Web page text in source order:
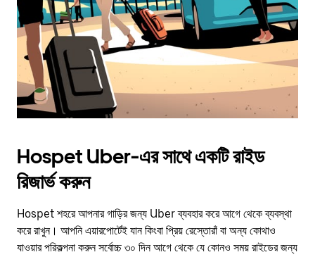
close
the
calendar.
Hospet Uber-এর সাথে একটি রাইড
রিজার্ভ করুন
Hospet শহরে আপনার গাড়ির জন্য Uber ব্যবহার করে আগে থেকে ব্যবস্থা
করে রাখুন। আপনি এয়ারপোর্টেই যান কিংবা প্রিয় রেস্তোরাঁ বা অন্য কোথাও
যাওয়ার পরিকল্পনা করুন সর্বোচ্চ ৩০ দিন আগে থেকে যে কোনও সময় রাইডের জন্য